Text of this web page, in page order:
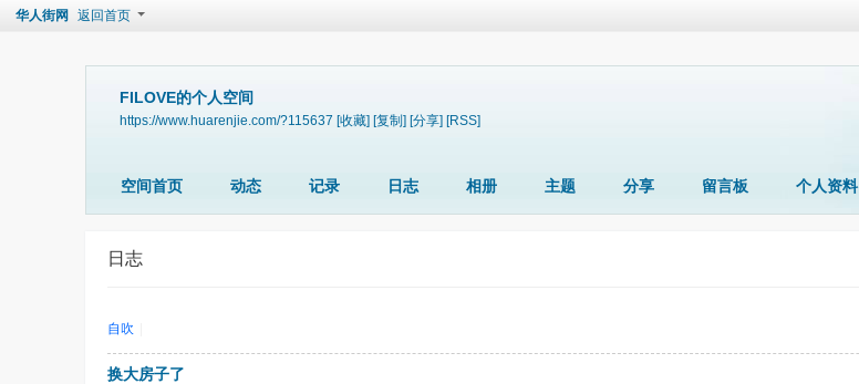
华人街网 返回首页
FILOVE的个人空间
https://www.huarenjie.com/?115637 [收藏] [复制] [分享] [RSS]
空间首页 动态 记录 日志 相册 主题 分享 留言板 个人资料
日志
自吹
换大房子了